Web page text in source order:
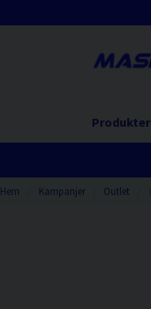
Produkter
Hem Kampanjer Outlet